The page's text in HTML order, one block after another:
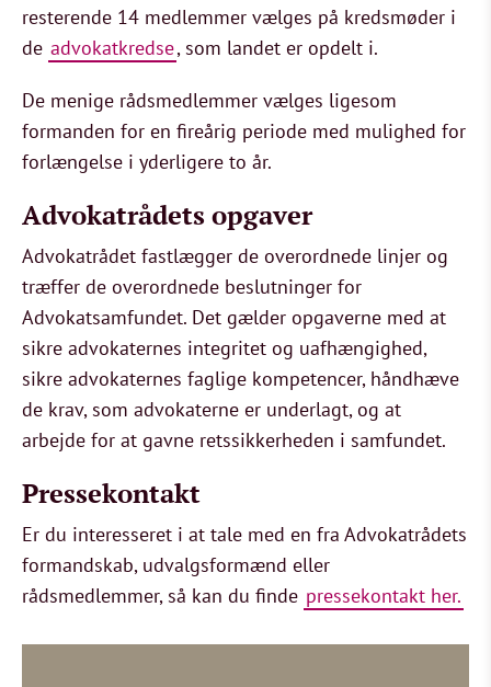
resterende 14 medlemmer vælges på kredsmøder i
de advokatkredse, som landet er opdelt i.
De menige rådsmedlemmer vælges ligesom
formanden for en fireårig periode med mulighed for
forlængelse i yderligere to år.
Advokatrådets opgaver
Advokatrådet fastlægger de overordnede linjer og
træffer de overordnede beslutninger for
Advokatsamfundet. Det gælder opgaverne med at
sikre advokaternes integritet og uafhængighed,
sikre advokaternes faglige kompetencer, håndhæve
de krav, som advokaterne er underlagt, og at
arbejde for at gavne retssikkerheden i samfundet.
Pressekontakt
Er du interesseret i at tale med en fra Advokatrådets
formandskab, udvalgsformænd eller
rådsmedlemmer, så kan du finde pressekontakt her.